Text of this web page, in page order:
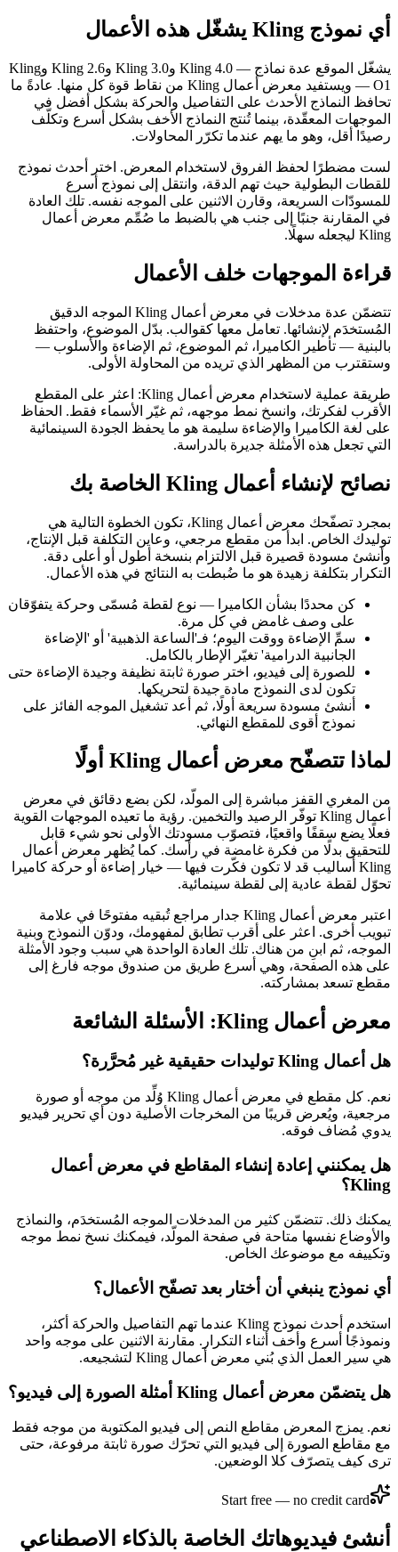
أي نموذج Kling يشغّل هذه الأعمال
يشغّل الموقع عدة نماذج — Kling 4.0 وKling 3.0 وKling 2.6 وKling
O1 — ويستفيد معرض أعمال Kling من نقاط قوة كل منها. عادةً ما
تحافظ النماذج الأحدث على التفاصيل والحركة بشكل أفضل في
الموجهات المعقّدة، بينما تُنتج النماذج الأخف بشكل أسرع وتكلّف
رصيدًا أقل، وهو ما يهم عندما تكرّر المحاولات.
لست مضطرًا لحفظ الفروق لاستخدام المعرض. اختر أحدث نموذج
للقطات البطولية حيث تهم الدقة، وانتقل إلى نموذج أسرع
للمسودّات السريعة، وقارن الاثنين على الموجه نفسه. تلك العادة
في المقارنة جنبًا إلى جنب هي بالضبط ما صُمِّم معرض أعمال
Kling ليجعله سهلًا.
قراءة الموجهات خلف الأعمال
تتضمّن عدة مدخلات في معرض أعمال Kling الموجه الدقيق
المُستخدَم لإنشائها. تعامل معها كقوالب. بدّل الموضوع، واحتفظ
بالبنية — تأطير الكاميرا، ثم الموضوع، ثم الإضاءة والأسلوب —
وستقترب من المظهر الذي تريده من المحاولة الأولى.
طريقة عملية لاستخدام معرض أعمال Kling: اعثر على المقطع
الأقرب لفكرتك، وانسخ نمط موجهه، ثم غيّر الأسماء فقط. الحفاظ
على لغة الكاميرا والإضاءة سليمة هو ما يحفظ الجودة السينمائية
التي تجعل هذه الأمثلة جديرة بالدراسة.
نصائح لإنشاء أعمال Kling الخاصة بك
بمجرد تصفّحك معرض أعمال Kling، تكون الخطوة التالية هي
توليدك الخاص. ابدأ من مقطع مرجعي، وعاين التكلفة قبل الإنتاج،
وأنشئ مسودة قصيرة قبل الالتزام بنسخة أطول أو أعلى دقة.
التكرار بتكلفة زهيدة هو ما ضُبطت به النتائج في هذه الأعمال.
كن محددًا بشأن الكاميرا — نوع لقطة مُسمّى وحركة يتفوّقان
على وصف غامض في كل مرة.
سمِّ الإضاءة ووقت اليوم؛ فـ'الساعة الذهبية' أو 'الإضاءة
الجانبية الدرامية' تغيّر الإطار بالكامل.
للصورة إلى فيديو، اختر صورة ثابتة نظيفة وجيدة الإضاءة حتى
تكون لدى النموذج مادة جيدة لتحريكها.
أنشئ مسودة سريعة أولًا، ثم أعد تشغيل الموجه الفائز على
نموذج أقوى للمقطع النهائي.
لماذا تتصفّح معرض أعمال Kling أولًا
من المغري القفز مباشرة إلى المولّد، لكن بضع دقائق في معرض
أعمال Kling توفّر الرصيد والتخمين. رؤية ما تعيده الموجهات القوية
فعلًا يضع سقفًا واقعيًا، فتصوّب مسودتك الأولى نحو شيء قابل
للتحقيق بدلًا من فكرة غامضة في رأسك. كما يُظهر معرض أعمال
Kling أساليب قد لا تكون فكّرت فيها — خيار إضاءة أو حركة كاميرا
تحوّل لقطة عادية إلى لقطة سينمائية.
اعتبر معرض أعمال Kling جدار مراجع تُبقيه مفتوحًا في علامة
تبويب أخرى. اعثر على أقرب تطابق لمفهومك، ودوّن النموذج وبنية
الموجه، ثم ابنِ من هناك. تلك العادة الواحدة هي سبب وجود الأمثلة
على هذه الصفحة، وهي أسرع طريق من صندوق موجه فارغ إلى
مقطع تسعد بمشاركته.
معرض أعمال Kling: الأسئلة الشائعة
هل أعمال Kling توليدات حقيقية غير مُحرَّرة؟
نعم. كل مقطع في معرض أعمال Kling وُلِّد من موجه أو صورة
مرجعية، ويُعرض قريبًا من المخرجات الأصلية دون أي تحرير فيديو
يدوي مُضاف فوقه.
هل يمكنني إعادة إنشاء المقاطع في معرض أعمال
Kling؟
يمكنك ذلك. تتضمّن كثير من المدخلات الموجه المُستخدَم، والنماذج
والأوضاع نفسها متاحة في صفحة المولّد، فيمكنك نسخ نمط موجه
وتكييفه مع موضوعك الخاص.
أي نموذج ينبغي أن أختار بعد تصفّح الأعمال؟
استخدم أحدث نموذج Kling عندما تهم التفاصيل والحركة أكثر،
ونموذجًا أسرع وأخف أثناء التكرار. مقارنة الاثنين على موجه واحد
هي سير العمل الذي بُني معرض أعمال Kling لتشجيعه.
هل يتضمّن معرض أعمال Kling أمثلة الصورة إلى فيديو؟
نعم. يمزج المعرض مقاطع النص إلى فيديو المكتوبة من موجه فقط
مع مقاطع الصورة إلى فيديو التي تحرّك صورة ثابتة مرفوعة، حتى
ترى كيف يتصرّف كلا الوضعين.
Start free — no credit card
أنشئ فيديوهاتك الخاصة بالذكاء الاصطناعي